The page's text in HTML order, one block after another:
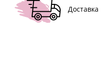
Доставка